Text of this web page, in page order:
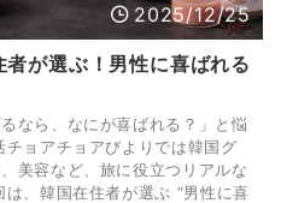
2025/12/25
が選ぶ！男性に喜ばれる
なら、なにが喜ばれる？」と悩
ョアチョアびよりでは韓国グ
美容など、旅に役立つリアルな
、韓国在住者が選ぶ “男性に喜